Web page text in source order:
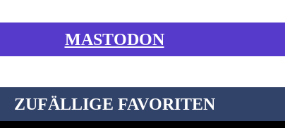
MASTODON
ZUFÄLLIGE FAVORITEN